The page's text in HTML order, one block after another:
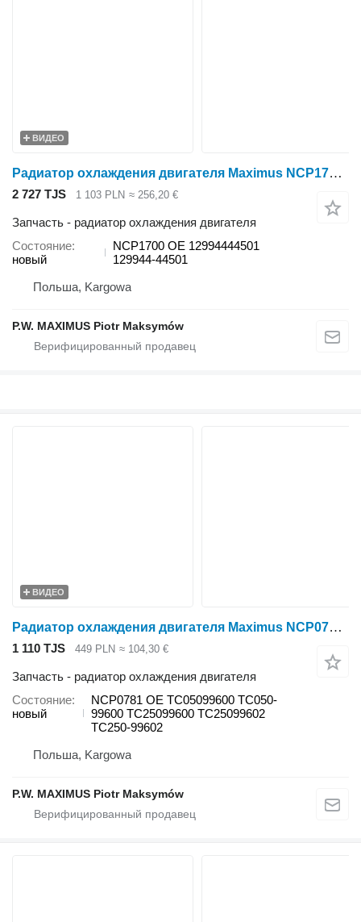
ВИДЕО
Радиатор охлаждения двигателя Maximus NCP1700 для минитрактора Yanmar F14B
2 727 TJS 1 103 PLN ≈ 256,20 €
Запчасть - радиатор охлаждения двигателя
Состояние
новый
NCP1700 OE 12994444501
129944-44501
Польша, Kargowa
P.W. MAXIMUS Piotr Maksymów
ВИДЕО
Радиатор охлаждения двигателя Maximus NCP0781 для минитрактора Kubota MX5100 , MX4700 , MC5000
1 110 TJS 449 PLN ≈ 104,30 €
Запчасть - радиатор охлаждения двигателя
Состояние
новый
NCP0781 OE TC05099600 TC050-
99600 TC25099600 TC25099602
TC250-99602
Польша, Kargowa
P.W. MAXIMUS Piotr Maksymów